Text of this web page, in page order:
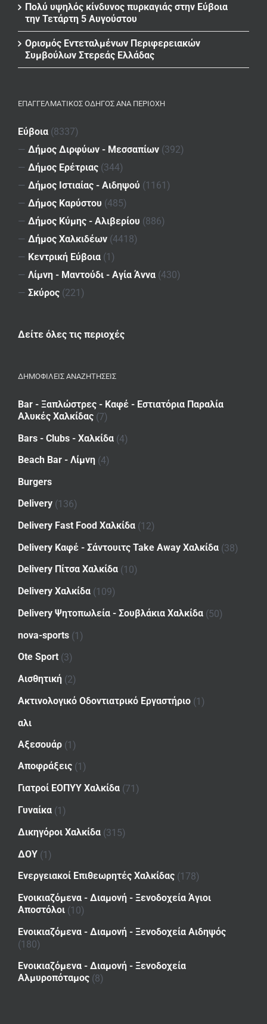
Πολύ υψηλός κίνδυνος πυρκαγιάς στην Εύβοια
την Τετάρτη 5 Αυγούστου
Ορισμός Εντεταλμένων Περιφερειακών
Συμβούλων Στερεάς Ελλάδας
ΕΠΑΓΓΕΛΜΑΤΙΚΌΣ ΟΔΗΓΌΣ ΑΝΆ ΠΕΡΙΟΧΉ
Εύβοια (8337)
— Δήμος Διρφύων - Μεσσαπίων (392)
— Δήμος Ερέτριας (344)
— Δήμος Ιστιαίας - Αιδηψού (1161)
— Δήμος Καρύστου (485)
— Δήμος Κύμης - Αλιβερίου (886)
— Δήμος Χαλκιδέων (4418)
— Κεντρική Εύβοια (1)
— Λίμνη - Μαντούδι - Αγία Άννα (430)
— Σκύρος (221)
Δείτε όλες τις περιοχές
ΔΗΜΟΦΙΛΕΙΣ ΑΝΑΖΗΤΗΣΕΙΣ
Bar - Ξαπλώστρες - Καφέ - Εστιατόρια Παραλία
Αλυκές Χαλκίδας (7)
Bars - Clubs - Χαλκίδα (4)
Beach Bar - Λίμνη (4)
Burgers
Delivery (136)
Delivery Fast Food Χαλκίδα (12)
Delivery Καφέ - Σάντουιτς Take Away Χαλκίδα (38)
Delivery Πίτσα Χαλκίδα (10)
Delivery Χαλκίδα (109)
Delivery Ψητοπωλεία - Σουβλάκια Χαλκίδα (50)
nova-sports (1)
Ote Sport (3)
Αισθητική (2)
Ακτινολογικό Οδοντιατρικό Εργαστήριο (1)
αλι
Αξεσουάρ (1)
Αποφράξεις (1)
Γιατροί ΕΟΠΥΥ Χαλκίδα (71)
Γυναίκα (1)
Δικηγόροι Χαλκίδα (315)
ΔΟΥ (1)
Ενεργειακοί Επιθεωρητές Χαλκίδας (178)
Ενοικιαζόμενα - Διαμονή - Ξενοδοχεία Άγιοι
Αποστόλοι (10)
Ενοικιαζόμενα - Διαμονή - Ξενοδοχεία Αιδηψός
(180)
Ενοικιαζόμενα - Διαμονή - Ξενοδοχεία
Αλμυροπόταμος (8)